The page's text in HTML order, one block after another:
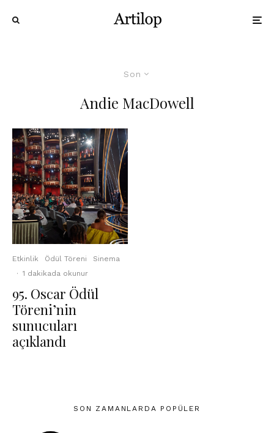
Son
Andie MacDowell
Etkinlik Ödül Töreni
Sinema
· 1 dakikada okunur
95. Oscar Ödül
Töreni’nin
sunucuları
açıklandı
SON ZAMANLARDA POPÜLER